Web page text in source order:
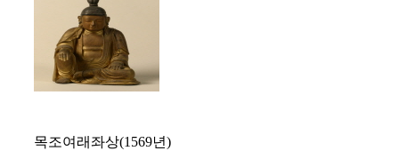
목조여래좌상(1569년)